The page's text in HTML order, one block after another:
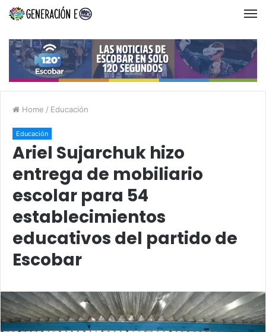
Home / Educación
Educación
Ariel Sujarchuk hizo
entrega de mobiliario
escolar para 54
establecimientos
educativos del partido de
Escobar